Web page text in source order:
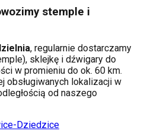
stemple i
, regularnie dostarczamy
sklejkę i dźwigary do
w promieniu do ok. 60 km.
obsługiwanych lokalizacji w
od naszego
Dziedzice